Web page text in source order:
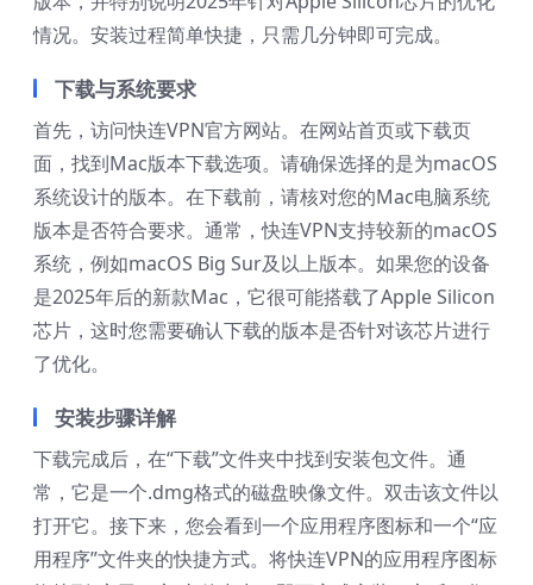
情况。安装过程简单快捷，只需几分钟即可完成。
下载与系统要求
首先，访问快连VPN官方网站。在网站首页或下载页
面，找到Mac版本下载选项。请确保选择的是为macOS
系统设计的版本。在下载前，请核对您的Mac电脑系统
版本是否符合要求。通常，快连VPN支持较新的macOS
系统，例如macOS Big Sur及以上版本。如果您的设备
是2025年后的新款Mac，它很可能搭载了Apple Silicon
芯片，这时您需要确认下载的版本是否针对该芯片进行
了优化。
安装步骤详解
下载完成后，在“下载”文件夹中找到安装包文件。通
常，它是一个.dmg格式的磁盘映像文件。双击该文件以
打开它。接下来，您会看到一个应用程序图标和一个“应
用程序”文件夹的快捷方式。将快连VPN的应用程序图标